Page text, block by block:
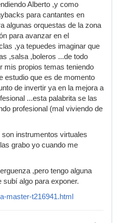
Alberto ,y como
para cantantes en
algunas orquestas de la zona
para avanzar en el
,ya tepuedes imaginar que
,salsa ,boleros ...de todo
mis propios temas teniendo
estudio que es de momento
de invertir ya en la mejora a
...esta palabrita se las
profesional (mal viviendo de
instrumentos virtuales
grabo yo cuando me
,pero tengo alguna
subí algo para exponer.
master-t216941.html